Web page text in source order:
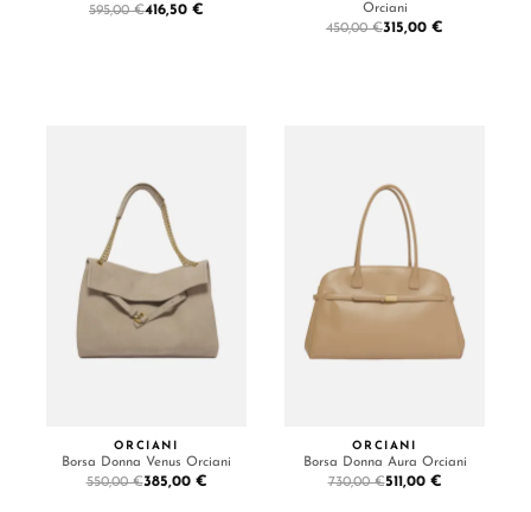
595,00 €416,50 €
Orciani
450,00 €315,00 €
ORCIANI
Borsa Donna Venus Orciani
550,00 €385,00 €
ORCIANI
Borsa Donna Aura Orciani
730,00 €511,00 €